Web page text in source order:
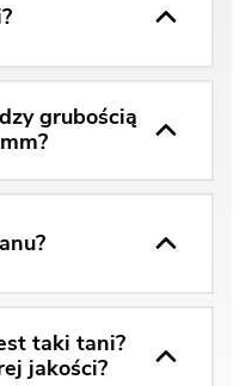
grubością
taki tani?
jakości?